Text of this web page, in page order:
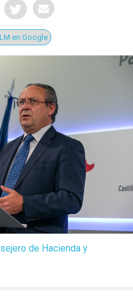
en Google
de Hacienda y